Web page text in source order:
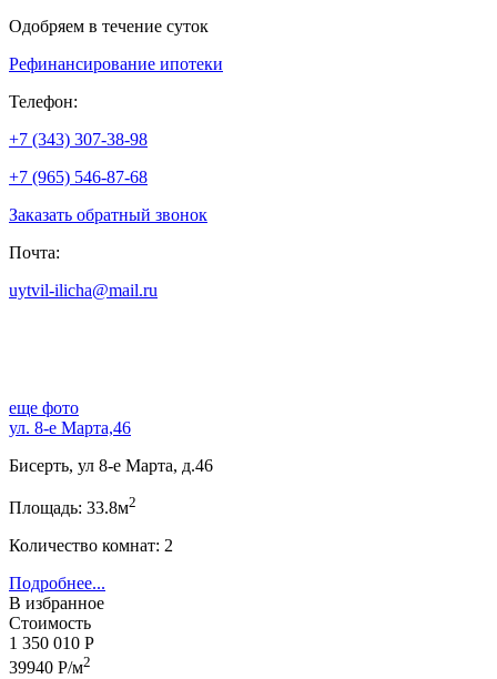
Одобряем в течение суток
Рефинансирование ипотеки
Телефон:
+7 (343) 307-38-98
+7 (965) 546-87-68
Заказать обратный звонок
Почта:
uytvil-ilicha@mail.ru
еще фото
ул. 8-е Марта,46
Бисерть, ул 8-е Марта, д.46
Площадь: 33.8м2
Количество комнат: 2
Подробнее...
В избранное
Стоимость
1 350 010 Р
39940 Р/м2